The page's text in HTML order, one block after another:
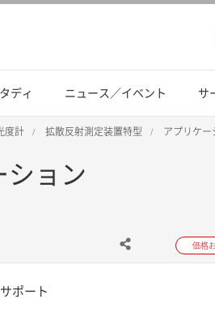
ディ ニュース／イベント サ
度計 拡散反射測定装置特型​ アプリケー
ョン
価格
サポート